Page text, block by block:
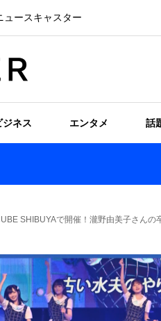
ュースキャスター
ジネス エンタメ 話
SHIBUYAで開催！瀧野由美子さんの